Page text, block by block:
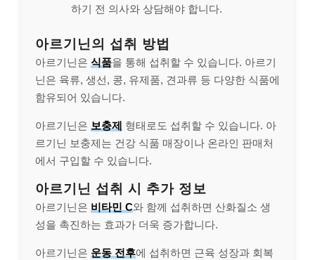
하기 전 의사와 상담해야 합니다.
아르기닌의 섭취 방법
아르기닌은 식품을 통해 섭취할 수 있습니다. 아르기
닌은 육류, 생선, 콩, 유제품, 견과류 등 다양한 식품에
함유되어 있습니다.
아르기닌은 보충제 형태로도 섭취할 수 있습니다. 아
르기닌 보충제는 건강 식품 매장이나 온라인 판매처
에서 구입할 수 있습니다.
아르기닌 섭취 시 추가 정보
아르기닌은 비타민 C와 함께 섭취하면 산화질소 생
성을 촉진하는 효과가 더욱 증가합니다.
아르기닌은 운동 전후에 섭취하면 근육 성장과 회복